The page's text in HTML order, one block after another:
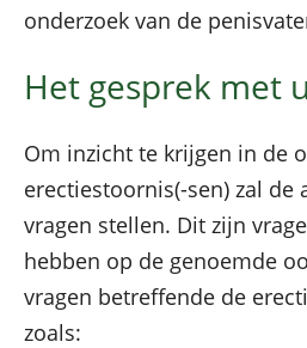
onderzoek van de
Het gesprek met
Om inzicht te krijgen in de
erectiestoornis(-sen) zal de
vragen stellen. Dit zijn
hebben op de genoemde
vragen betreffende de
zoals: